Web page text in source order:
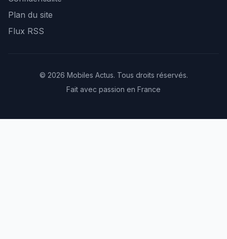
Plan du site
Flux RSS
© 2026 Mobiles Actus. Tous droits réservés.
Fait avec passion en France